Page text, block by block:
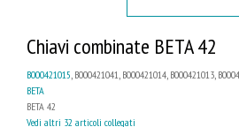
Chiavi combinate BETA 42
B000421015, B000421041, B000421014, B000421013,
BETA
BETA 42
Vedi altri 32 articoli collegati